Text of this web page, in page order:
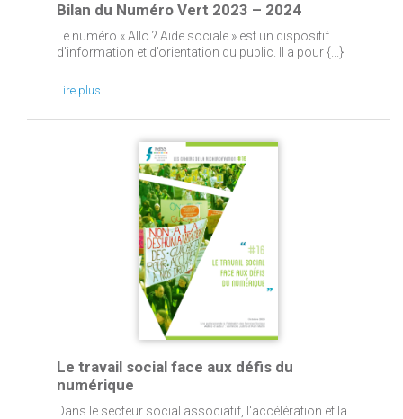
Bilan du Numéro Vert 2023 – 2024
Le numéro « Allo ? Aide sociale » est un dispositif
d’information et d’orientation du public. Il a pour {...}
Lire plus
Le travail social face aux défis du
numérique
Dans le secteur social associatif, l'accélération et la